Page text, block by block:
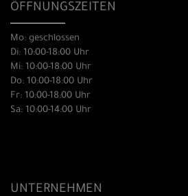
ÖFFNUNGSZEITEN
Mo: geschlossen
Di: 10:00-18:00 Uhr
Mi: 10:00-18:00 Uhr
Do: 10:00-18:00 Uhr
Fr: 10:00-18:00 Uhr
Sa: 10:00-14:00 Uhr
UNTERNEHMEN